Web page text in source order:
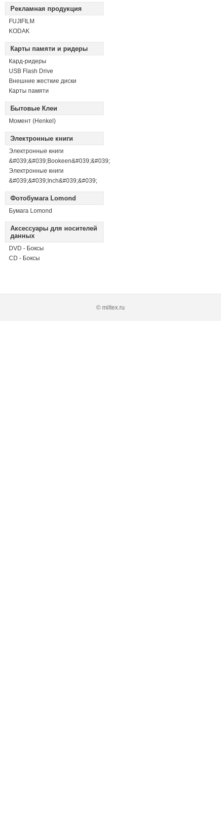
Рекламная продукция
FUJIFILM
KODAK
Карты памяти и ридеры
Кард-ридеры
USB Flash Drive
Внешние жесткие диски
Карты памяти
Бытовые Клеи
Момент (Henkel)
Электронные книги
Электронные книги
&#039;&#039;Bookeen&#039;&#039;
Электронные книги
&#039;&#039;Inch&#039;&#039;
Фотобумага Lomond
Бумага Lomond
Аксессуары для носителей
данных
DVD - Боксы
CD - Боксы
© miltex.ru